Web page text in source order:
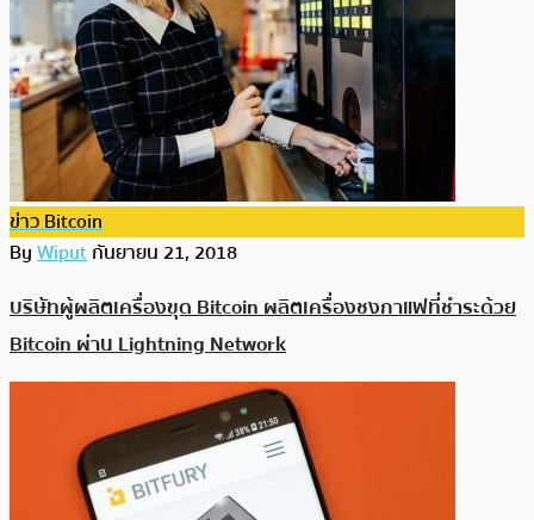
ข่าว Bitcoin
ByWiputกันยายน 21, 2018
บริษัทผู้ผลิตเครื่องขุด Bitcoin ผลิตเครื่องชงกาแฟที่ชำระด้วย
Bitcoin ผ่าน Lightning Network